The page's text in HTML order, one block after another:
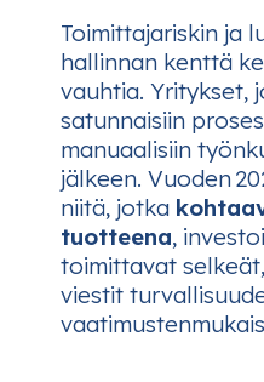
Toimittajariskin ja
hallinnan kenttä
vauhtia. Yritykset,
satunnaisiin
manuaalisiin
jälkeen. Vuoden
niitä, jotka
tuotteena,
toimittavat
viestit